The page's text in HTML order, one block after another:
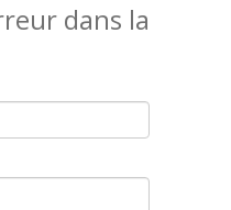
dans la